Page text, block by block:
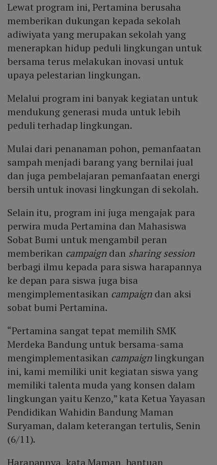
Lewat program ini, Pertamina berusaha
memberikan dukungan kepada sekolah
adiwiyata yang merupakan sekolah yang
menerapkan hidup peduli lingkungan untuk
bersama terus melakukan inovasi untuk
upaya pelestarian lingkungan.
Melalui program ini banyak kegiatan untuk
mendukung generasi muda untuk lebih
peduli terhadap lingkungan.
Mulai dari penanaman pohon, pemanfaatan
sampah menjadi barang yang bernilai jual
dan juga pembelajaran pemanfaatan energi
bersih untuk inovasi lingkungan di sekolah.
Selain itu, program ini juga mengajak para
perwira muda Pertamina dan Mahasiswa
Sobat Bumi untuk mengambil peran
memberikan campaign dan sharing session
berbagi ilmu kepada para siswa harapannya
ke depan para siswa juga bisa
mengimplementasikan campaign dan aksi
sobat bumi Pertamina.
“Pertamina sangat tepat memilih SMK
Merdeka Bandung untuk bersama-sama
mengimplementasikan campaign lingkungan
ini, kami memiliki unit kegiatan siswa yang
memiliki talenta muda yang konsen dalam
lingkungan yaitu Kenzo,” kata Ketua Yayasan
Pendidikan Wahidin Bandung Maman
Suryaman, dalam keterangan tertulis, Senin
(6/11).